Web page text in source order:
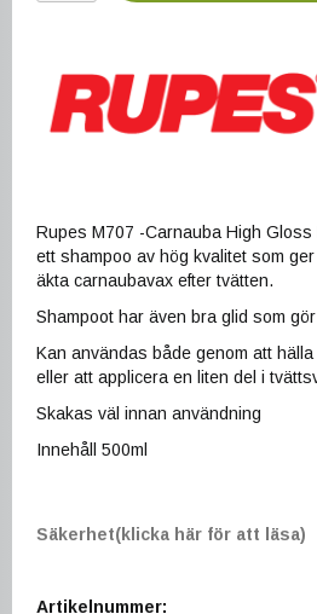
Rupes M707 -Carnauba High
ett shampoo av hög kvalitet som
äkta carnaubavax efter tvätten.
Shampoot har även bra glid som
Kan användas både genom att
eller att applicera en liten del i
Skakas väl innan användning
Innehåll 500ml
Säkerhet(klicka här för att läsa)
Artikelnummer: